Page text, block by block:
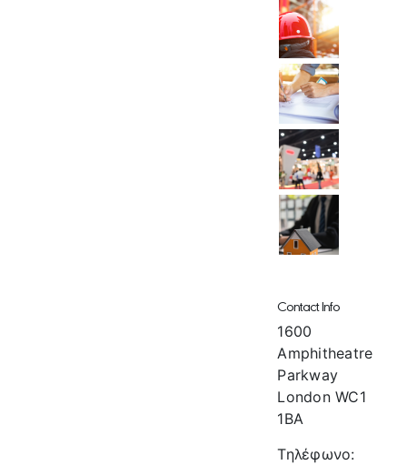
Contact Info
1600
Amphitheatre
Parkway
London WC1
1BA
Τηλέφωνο: